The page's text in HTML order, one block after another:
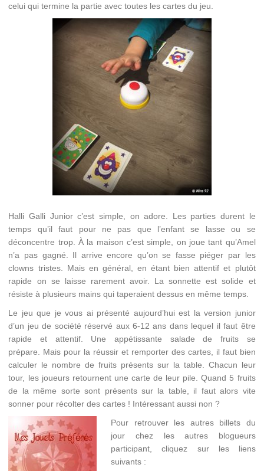
celui qui termine la partie avec toutes les cartes du jeu.
Halli Galli Junior c’est simple, on adore. Les parties durent le
temps qu’il faut pour ne pas que l’enfant se lasse ou se
déconcentre trop. À la maison c’est simple, on joue tant qu’Amel
n’a pas gagné. Il arrive encore qu’on se fasse piéger par les
clowns tristes. Mais en général, en étant bien attentif et plutôt
rapide on se laisse rarement avoir. La sonnette est solide et
résiste à plusieurs mains qui taperaient dessus en même temps.
Le jeu que je vous ai présenté aujourd’hui est la version junior
d’un jeu de société réservé aux 6-12 ans dans lequel il faut être
rapide et attentif. Une appétissante salade de fruits se
prépare. Mais pour la réussir et remporter des cartes, il faut bien
calculer le nombre de fruits présents sur la table. Chacun leur
tour, les joueurs retournent une carte de leur pile. Quand 5 fruits
de la même sorte sont présents sur la table, il faut alors vite
sonner pour récolter des cartes ! Intéressant aussi non ?
Pour retrouver les autres billets du
jour chez les autres blogueurs
participant, cliquez sur les liens
suivants :